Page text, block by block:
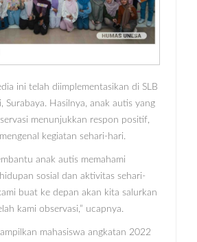
ini telah diimplementasikan di SLB
Surabaya. Hasilnya, anak autis yang
menunjukkan respon positif,
kegiatan sehari-hari.
anak autis memahami
sosial dan aktivitas sehari-
buat ke depan akan kita salurkan
kami observasi,” ucapnya.
mahasiswa angkatan 2022